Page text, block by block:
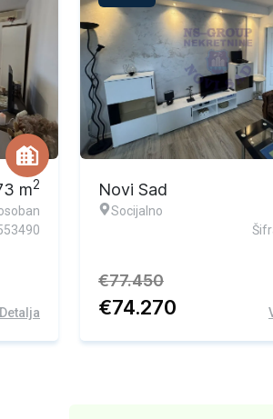
m2
Ekskluzivna ponuda
Novi Sad
Socijalno
€77.450
€74.270